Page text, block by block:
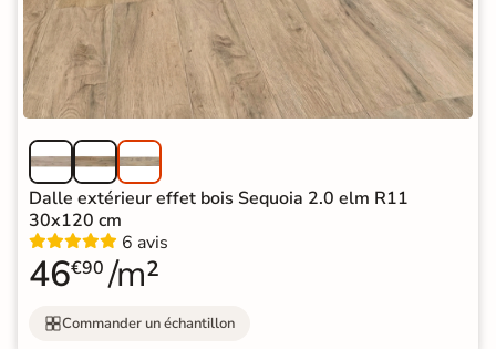
Dalle extérieur effet bois Sequoia 2.0 elm R11
30x120 cm
6 avis
46€90 /m²
Commander un échantillon